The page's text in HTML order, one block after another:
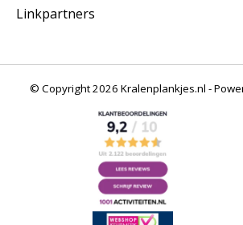
Linkpartners
© Copyright 2026 Kralenplankjes.nl -